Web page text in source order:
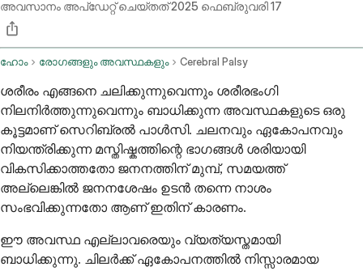
അവസാനം അപ്ഡേറ്റ് ചെയ്തത്2025 ഫെബ്രുവരി 17
ഹോം രോഗങ്ങളും അവസ്ഥകളും Cerebral Palsy
ശരീരം എങ്ങനെ ചലിക്കുന്നുവെന്നും ശരീരഭംഗി
നിലനിർത്തുന്നുവെന്നും ബാധിക്കുന്ന അവസ്ഥകളുടെ ഒരു
കൂട്ടമാണ് സെറിബ്രൽ പാൾസി. ചലനവും ഏകോപനവും
നിയന്ത്രിക്കുന്ന മസ്തിഷ്കത്തിന്റെ ഭാഗങ്ങൾ ശരിയായി
വികസിക്കാത്തതോ ജനനത്തിന് മുമ്പ്, സമയത്ത്
അല്ലെങ്കിൽ ജനനശേഷം ഉടൻ തന്നെ നാശം
സംഭവിക്കുന്നതോ ആണ് ഇതിന് കാരണം.
ഈ അവസ്ഥ എല്ലാവരെയും വ്യത്യസ്തമായി
ബാധിക്കുന്നു. ചിലർക്ക് ഏകോപനത്തിൽ നിസ്സാരമായ